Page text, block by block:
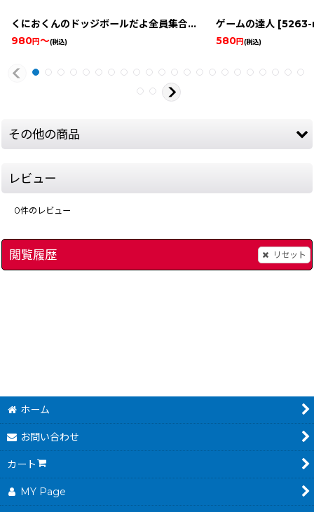
くにおくんのドッジボールだよ全員集合！ 1484-kunio-kun-
980円～(税込)
ゲームの達人 [5263-
580円(税込)
その他の商品
レビュー
0件のレビュー
閲覧履歴 リセット
ホーム
お問い合わせ
カート
MY Page